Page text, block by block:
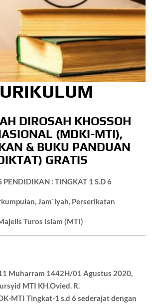
DIROSAH KHOSSOH
(MDKI-MTI),
& BUKU PANDUAN
GRATIS
PENDIDIKAN : TINGKAT 1 S.D 6
Jam`iyah, Perserikatan
Turos Islam (MTI)
Muharram 1442H/01 Agustus 2020,
MTI KH.Ovied. R.
MTI Tingkat-1 s.d 6 sederajat dengan